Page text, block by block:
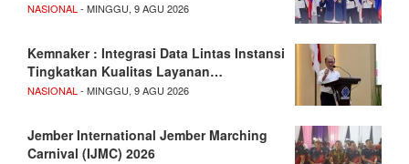
NASIONAL- MINGGU, 9 AGU 2026
Kemnaker : Integrasi Data Lintas Instansi
Tingkatkan Kualitas Layanan…
NASIONAL- MINGGU, 9 AGU 2026
Jember International Jember Marching
Carnival (IJMC) 2026